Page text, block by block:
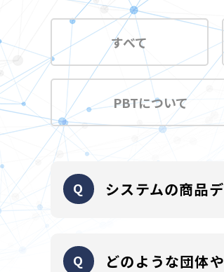
すべて
PBTについて
システムの商品
各サービス全て可能です。お気
どのような団体